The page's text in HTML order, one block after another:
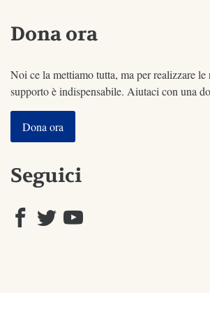
Dona ora
Noi ce la mettiamo tutta, ma per realizzare
supporto è indispensabile. Aiutaci con una
Dona ora
Seguici